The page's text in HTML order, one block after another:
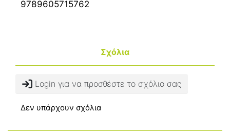
9789605715762
Σχόλια
Login για να προσθέστε το σχόλιο σας
Δεν υπάρχουν σχόλια